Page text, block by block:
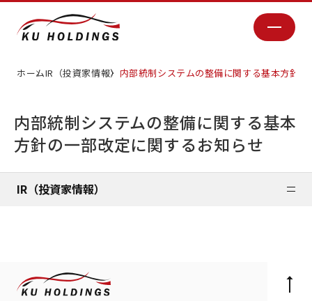
ホームIR（投資家情報） 内部統制システムの整備に関する基本方針
内部統制システムの整備に関する基本
方針の一部改定に関するお知らせ
IR（投資家情報）